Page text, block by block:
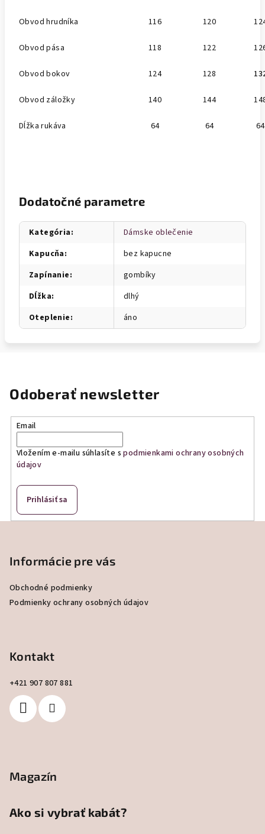
Obvod hrudníka 116 120
Obvod pása 118 122
Obvod bokov 124 128
Obvod záložky 140 144
Dĺžka rukáva 64 64 64
Dodatočné parametre
Kategória:
Dámske oblečenie
Kapucňa:
bez kapucne
Zapínanie:
gombíky
Dĺžka:
dlhý
Oteplenie: áno
Odoberať newsletter
Email
Vložením e-mailu súhlasíte spodmienkami ochrany osobných
údajov
Prihlásiť sa
Informácie pre vás
Obchodné podmienky
Podmienky ochrany osobných údajov
Kontakt
+421 907 807 881
Magazín
Ako si vybrať kabát?